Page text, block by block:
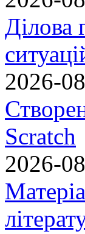
Ділова
2026-
Scratch
2026-